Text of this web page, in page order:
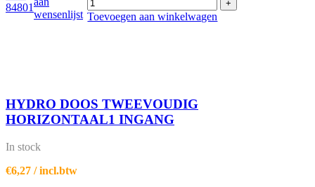
wensenlijst
+
Toevoegen aan winkelwagen
HYDRO DOOS TWEEVOUDIG
HORIZONTAAL1 INGANG
In stock
€6,27 / incl.btw